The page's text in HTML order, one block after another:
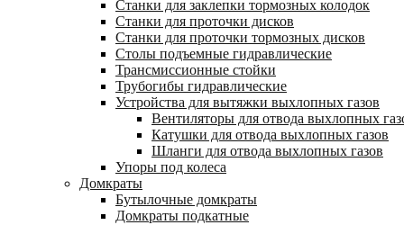
Станки для заклепки тормозных колодок
Станки для проточки дисков
Станки для проточки тормозных дисков
Столы подъемные гидравлические
Трансмиссионные стойки
Трубогибы гидравлические
Устройства для вытяжки выхлопных газов
Вентиляторы для отвода выхлопных
Катушки для отвода выхлопных газов
Шланги для отвода выхлопных газов
Упоры под колеса
Домкраты
Бутылочные домкраты
Домкраты подкатные